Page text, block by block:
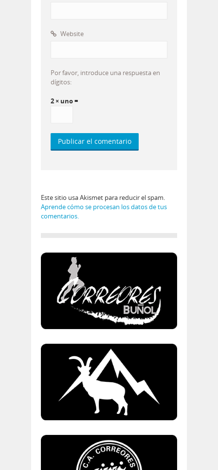
Website
Por favor, introduce una respuesta en
dígitos:
2 × uno =
Este sitio usa Akismet para reducir el spam.
Aprende cómo se procesan los datos de tus
comentarios.